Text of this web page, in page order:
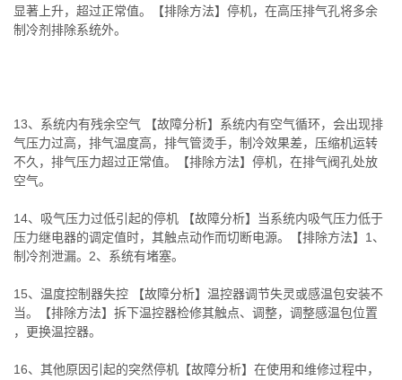
显著上升，超过正常值。【排除方法】停机，在高压排气孔将多余
制冷剂排除系统外。
13、系统内有残余空气 【故障分析】系统内有空气循环，会出现排
气压力过高，排气温度高，排气管烫手，制冷效果差，压缩机运转
不久，排气压力超过正常值。【排除方法】停机，在排气阀孔处放
空气。
14、吸气压力过低引起的停机 【故障分析】当系统内吸气压力低于
压力继电器的调定值时，其触点动作而切断电源。【排除方法】1、
制冷剂泄漏。2、系统有堵塞。
15、温度控制器失控 【故障分析】温控器调节失灵或感温包安装不
当。【排除方法】拆下温控器检修其触点、调整，调整感温包位置
，更换温控器。
16、其他原因引起的突然停机【故障分析】在使用和维修过程中，